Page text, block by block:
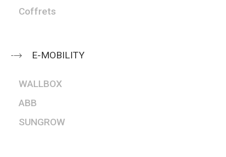
Coffrets
E-MOBILITY
WALLBOX
ABB
SUNGROW